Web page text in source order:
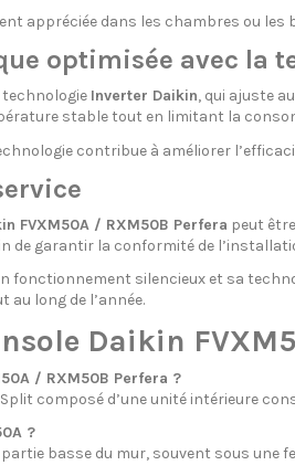
appréciée dans les chambres ou les
optimisée avec la
Inverter Daikin, qui ajuste
stable tout en limitant la
contribue à améliorer
FVXM50A / RXM50B Perfera peut
de garantir la conformité de
fonctionnement silencieux et sa
long de l’année.
Daikin
/ RXM50B Perfera ?
composé d’une unité intérieure
?
basse du mur, souvent sous une